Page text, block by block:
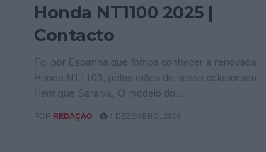
Honda NT1100 2025 |
Contacto
Foi por Espanha que fomos conhecer a renovada
Honda NT1100, pelas mãos do nosso colaborador
Henrique Saraiva. O modelo do...
POR REDAÇÃO 4 DEZEMBRO, 2024